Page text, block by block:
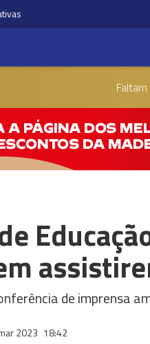
Faltam
de imprensa
2023 18:42